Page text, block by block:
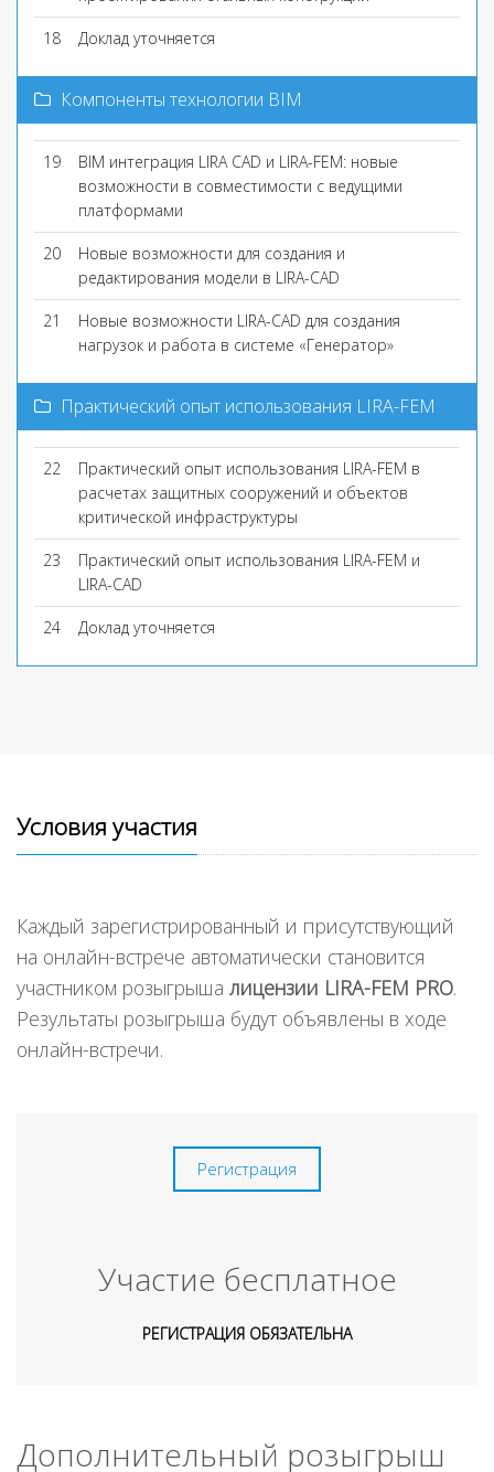
18 Доклад уточняется
Компоненты технологии BIM
19
BIM интеграция LIRA CAD и LIRA-FEM: новые
возможности в совместимости с ведущими
платформами
20
Новые возможности для создания и
редактирования модели в LIRA-CAD
21
Новые возможности LIRA-CAD для создания
нагрузок и работа в системе «Генератор»
Практический опыт использования LIRA-FEM
22
Практический опыт использования LIRA-FEM в
расчетах защитных сооружений и объектов
критической инфраструктуры
23
Практический опыт использования LIRA-FEM и
LIRA-CAD
24 Доклад уточняется
Условия участия
Каждый зарегистрированный и присутствующий
на онлайн-встрече автоматически становится
участником розыгрыша лицензии LIRA-FEM PRO.
Результаты розыгрыша будут объявлены в ходе
онлайн-встречи.
Регистрация
Участие бесплатное
РЕГИСТРАЦИЯ ОБЯЗАТЕЛЬНА
Дополнительный розыгрыш